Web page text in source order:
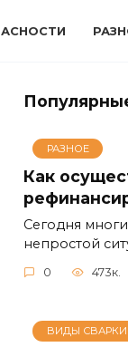
РАЗНОЕ
Как
Сегодня
непростой
0 473к.
ВИДЫ СВАРКИ